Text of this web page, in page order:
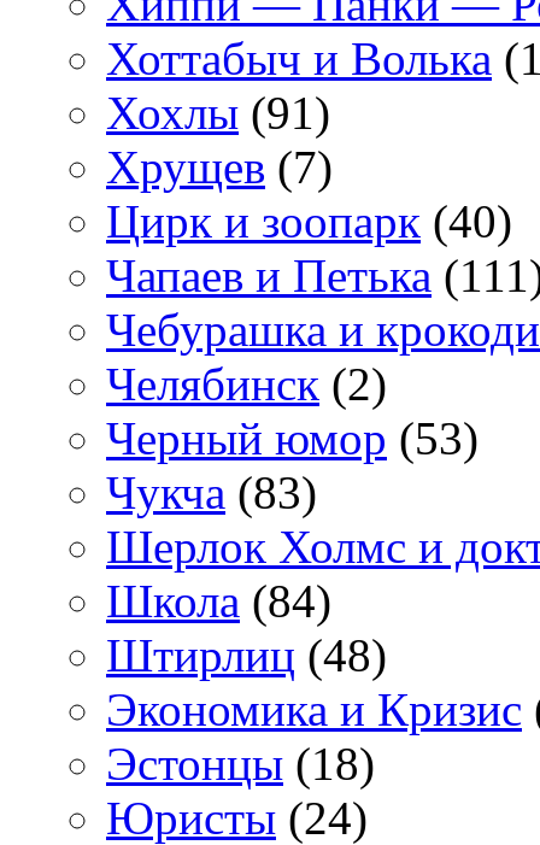
Хоттабыч и Волька
Хохлы (91)
Хрущев (7)
Цирк и зоопарк (40)
Чапаев и Петька
Чебурашка и
Челябинск (2)
Черный юмор (53)
Чукча (83)
Шерлок Холмс и
Школа (84)
Штирлиц (48)
Экономика и Кризис
Эстонцы (18)
Юристы (24)